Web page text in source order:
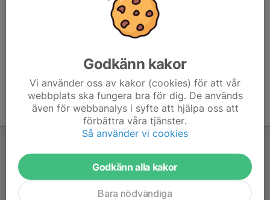
Godkänn kakor
Vi använder oss av kakor (cookies) för att vår
webbplats ska fungera bra för dig. De används
även för webbanalys i syfte att hjälpa oss att
förbättra våra tjänster.
Så använder vi cookies
Godkänn alla kakor
Bara nödvändiga